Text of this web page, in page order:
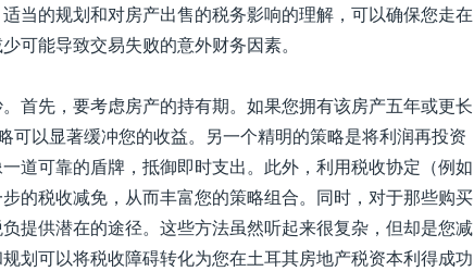
当的规划和对房产出售的税务影响的理解，可以确保您走在
可能导致交易失败的意外财务因素。
首先，要考虑房产的持有期。如果您拥有该房产五年或更长
可以显著缓冲您的收益。另一个精明的策略是将利润再投资
道可靠的盾牌，抵御即时支出。此外，利用税收协定（例如
的税收减免，从而丰富您的策略组合。同时，对于那些购买
提供潜在的途径。这些方法虽然听起来很复杂，但却是您减
划可以将税收障碍转化为您在土耳其房地产税资本利得成功